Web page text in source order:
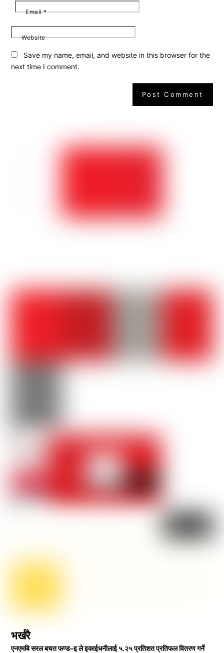
Email*
Website
Save my name, email, and website in this browser for the
next time I comment.
भर्खरै
एनएमबि सरल बचत फण्ड–इ ले इकाईधनीलाई ५.२५ प्रतिशत प्रतिफल वितरण गर्ने